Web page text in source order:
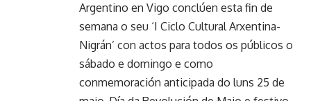
Argentino en Vigo conclúen esta fin de
semana o seu ‘I Ciclo Cultural Arxentina-
Nigrán’ con actos para todos os públicos o
sábado e domingo e como
conmemoración anticipada do luns 25 de